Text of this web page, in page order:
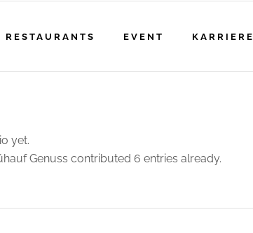
RESTAURANTS EVENT KARRIERE
yet.
Genuss contributed 6 entries already.